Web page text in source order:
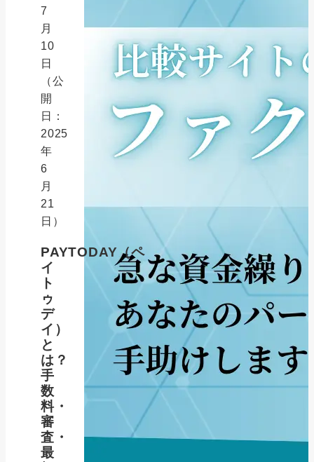
7
月
10
日
（公
開
日：
2025
年
6
月
21
日）
PAYTODAY（ペ
イ
ト
ゥ
デ
イ）
と
は？
手
数
料・
審
査・
最